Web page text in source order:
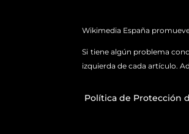
Wikimedia España
Si tiene algún problema
izquierda de cada artículo.
Política de Protección